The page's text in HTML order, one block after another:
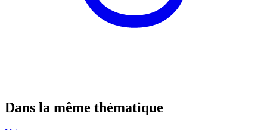
Dans la même thématique